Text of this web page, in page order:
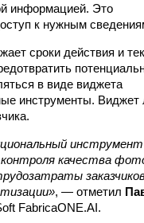
информацией. Это
к нужным
сроки действия и
в виде виджета
инструменты. Виджет
инструмент
качества
, — отметил
FabricaONE.AI.